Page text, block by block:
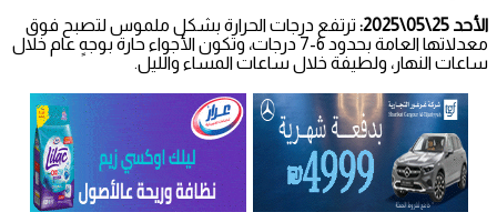
الأحد 25\05\2025:
ترتفع درجات الحرارة بشكل ملموس لتصبح فوق
معدلاتها العامة بحدود 6-7 درجات، وتكون الأجواء حارة بوجهٍ عام خلال
ساعات النهار، ولطيفة خلال ساعات المساء والليل.